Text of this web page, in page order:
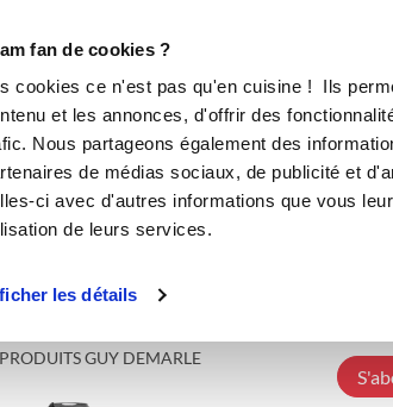
fan de cookies ?
cookies ce n'est pas qu'en cuisine ! Ils
et les annonces, d'offrir des
Nous partageons également des
de médias sociaux, de publicité et
ci avec d'autres informations que vous
de leurs services.
les détails
PRODUITS GUY DEMARLE